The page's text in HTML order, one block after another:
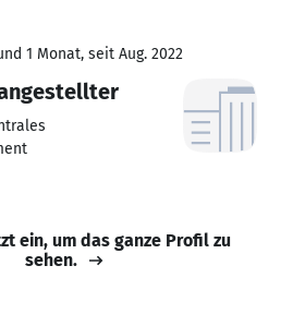
1 Monat, seit Aug. 2022
ein, um das ganze Profil zu
sehen.